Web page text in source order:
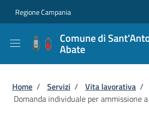
Regione Campania
Comune di
Abate
Briciole di pane
Home / Servizi / Vita lavorativa /
Domanda individuale per ammissione